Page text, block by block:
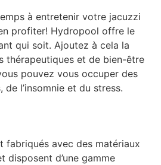
à entretenir votre jacuzzi
profiter! Hydropool offre le
qui soit. Ajoutez à cela la
thérapeutiques et de bien-être
pouvez vous occuper des
de l’insomnie et du stress.
fabriqués avec des matériaux
disposent d’une gamme